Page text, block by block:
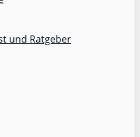
und Ratgeber